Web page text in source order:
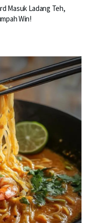
Masuk Ladang Teh,
Win!